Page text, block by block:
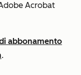
Acrobat
abbonamento
.